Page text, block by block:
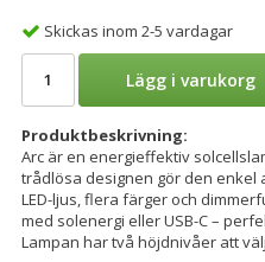
Skickas inom 2-5 vardagar
Lägg i varukorg
Produktbeskrivning:
Arc är en energieffektiv
trådlösa designen gör den enkel
LED-ljus, flera färger och
med solenergi eller USB-C –
Lampan har två höjdnivåer att